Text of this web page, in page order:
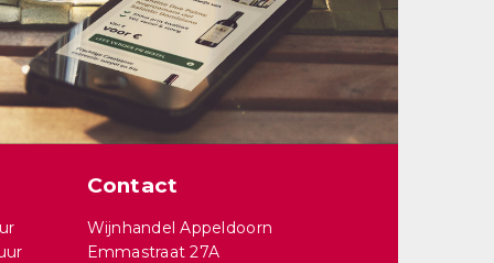
Contact
Wijnhandel Appeldoorn
Emmastraat 27A